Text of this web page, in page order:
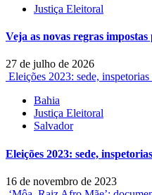
Justiça Eleitoral
Veja as novas regras
27 de julho de 2026
Eleições 2023: sede,
Bahia
Justiça Eleitoral
Salvador
Eleições 2023: sede,
16 de novembro de 2023